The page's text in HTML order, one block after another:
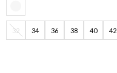
32 34 36 38 40 42